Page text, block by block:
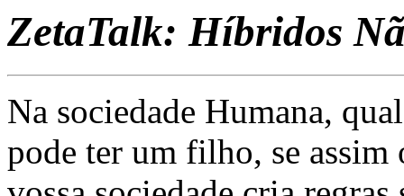
ZetaTalk: Híbridos
Na sociedade Humana,
pode ter um filho, se assim